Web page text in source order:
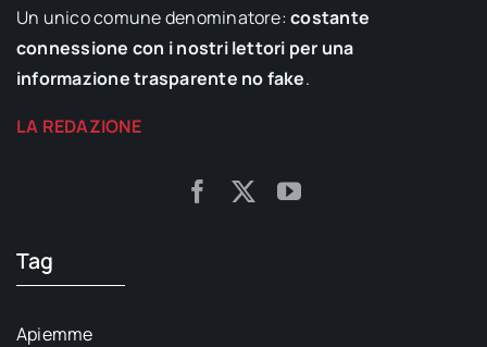
Un unico comune denominatore:costante
connessione con i nostri lettori per una
informazione trasparente no fake.
LA REDAZIONE
Tag
Apiemme